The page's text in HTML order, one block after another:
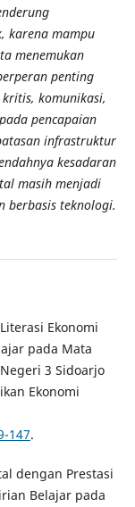
karena mampu
menemukan
penting
komunikasi,
pencapaian
infrastruktur
kesadaran
masih menjadi
berbasis teknologi.
Ekonomi
pada Mata
3 Sidoarjo
Ekonomi
147.
dengan Prestasi
Belajar pada